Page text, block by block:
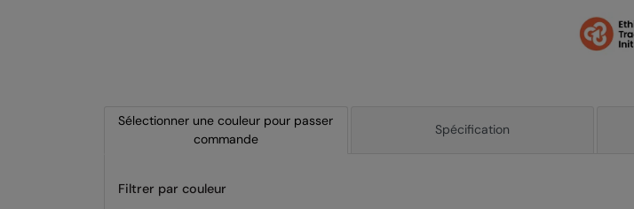
Sélectionner une couleur pour passer
commande
Spécification
Filtrer par couleur